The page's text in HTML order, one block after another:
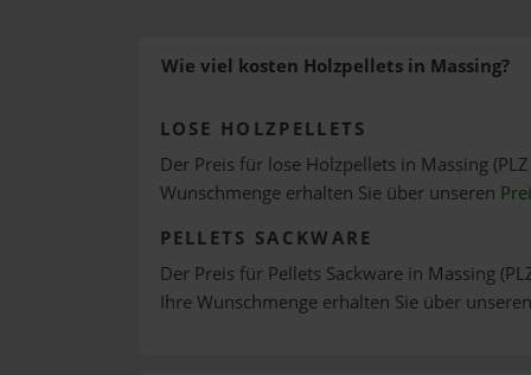
Wie viel kosten Holzpellets in Massing?
LOSE HOLZPELLETS
Der Preis für lose Holzpellets in Massing
Wunschmenge erhalten Sie über unseren
PELLETS SACKWARE
Der Preis für Pellets Sackware in Massing
Ihre Wunschmenge erhalten Sie über unseren